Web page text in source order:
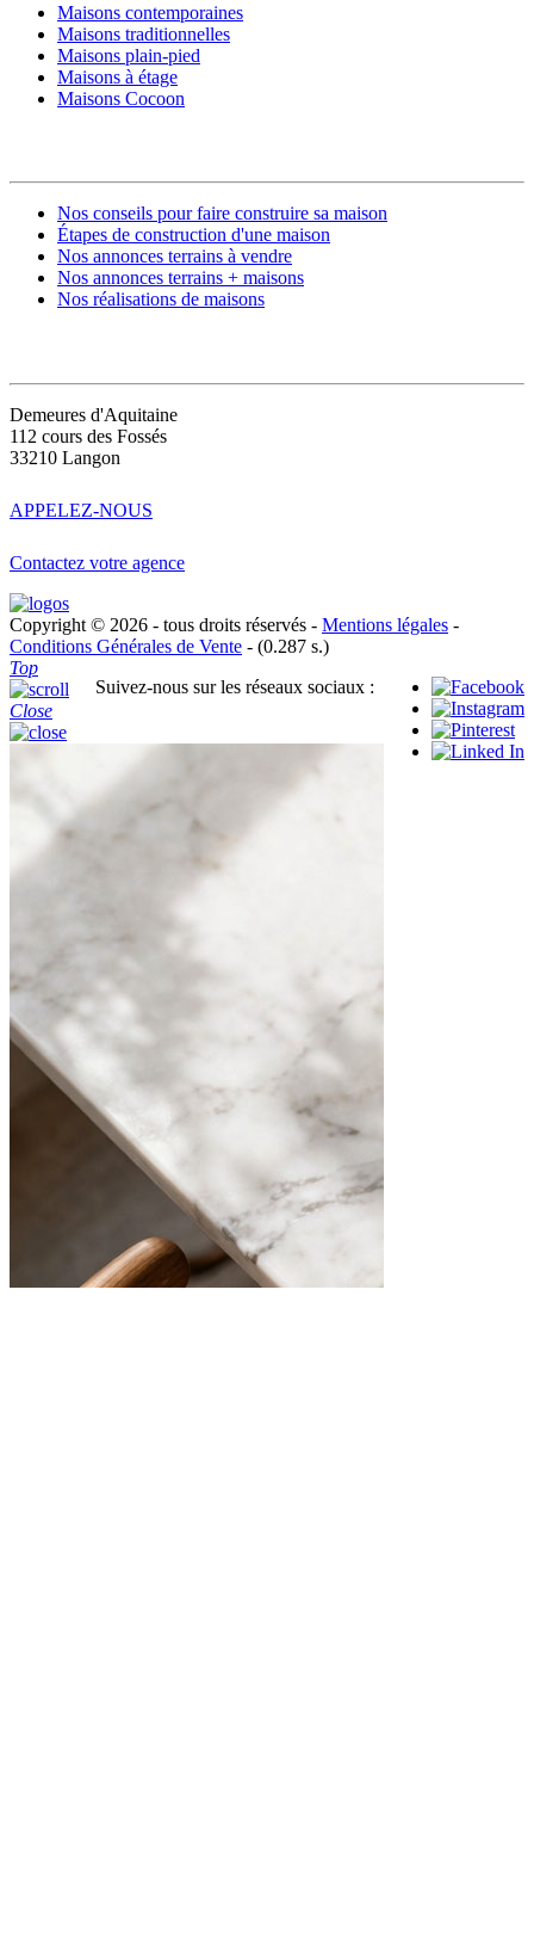
Maisons contemporaines
Maisons traditionnelles
Maisons plain-pied
Maisons à étage
Maisons Cocoon
Nos conseils pour faire construire sa maison
Étapes de construction d'une maison
Nos annonces terrains à vendre
Nos annonces terrains + maisons
Nos réalisations de maisons
Demeures d'Aquitaine
112 cours des Fossés
33210 Langon
APPELEZ-NOUS
Contactez votre agence
Copyright © 2026 - tous droits réservés - Mentions légales -
Conditions Générales de Vente - (0.287 s.)
Suivez-nous sur les réseaux sociaux :
Top
Close